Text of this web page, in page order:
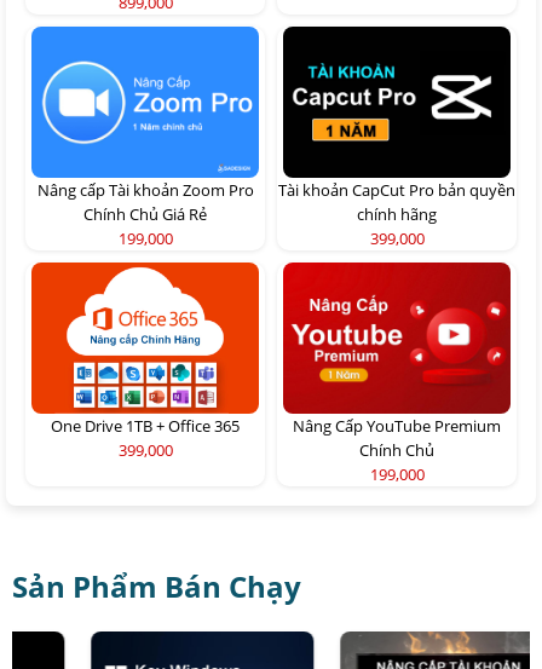
Nâng cấp Tài khoản Zoom Pro
Chính Chủ Giá Rẻ
199,000
Tài khoản CapCut Pro bản quyền
chính hãng
399,000
One Drive 1TB + Office 365
399,000
Nâng Cấp YouTube Premium
Chính Chủ
199,000
Sản Phẩm Bán Chạy